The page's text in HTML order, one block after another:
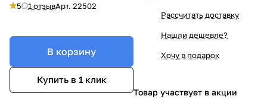
5 1 отзывАрт. 22502
В корзину
Купить в 1 клик
Рассчитать доставку
Нашли дешевле?
Хочу в подарок
Товар участвует в акции